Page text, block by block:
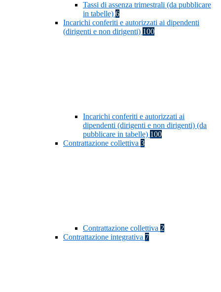
Tassi di assenza trimestrali (da pubblicare
in tabelle) 6
Incarichi conferiti e autorizzati ai dipendenti
(dirigenti e non dirigenti) 100
Incarichi conferiti e autorizzati ai
dipendenti (dirigenti e non dirigenti) (da
pubblicare in tabelle) 100
Contrattazione collettiva 3
Contrattazione collettiva 2
Contrattazione integrativa 7